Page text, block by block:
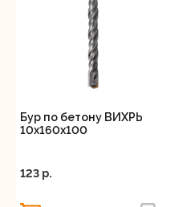
Бур по бетону ВИХРЬ
10x160x100
123 p.